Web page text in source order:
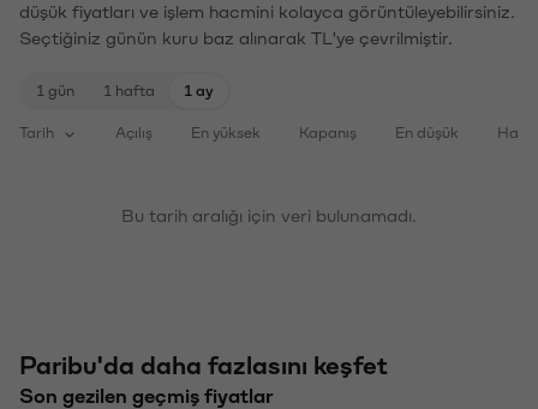
düşük fiyatları ve işlem hacmini kolayca görüntüleyebilirsiniz.
Seçtiğiniz günün kuru baz alınarak TL'ye çevrilmiştir.
1 gün 1 hafta 1 ay
Tarih Açılış En yüksek Kapanış En düşük
Bu tarih aralığı için veri bulunamadı.
Paribu'da daha fazlasını keşfet
Son gezilen geçmiş fiyatlar